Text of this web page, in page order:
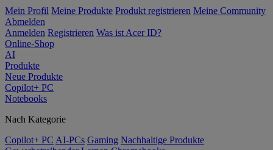
Mein Profil Meine Produkte Produkt registrieren Meine Community
Abmelden
Anmelden Registrieren Was ist Acer ID?
Online-Shop
AI
Produkte
Neue Produkte
Copilot+ PC
Notebooks
Nach Kategorie
Copilot+ PC AI-PCs Gaming Nachhaltige Produkte